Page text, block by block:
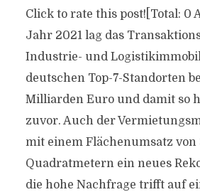
Click to rate this post![Total: 0
Jahr 2021 lag das
Industrie- und
deutschen Top-7-Standorten
Milliarden Euro und damit so
zuvor. Auch der
mit einem Flächenumsatz von
Quadratmetern ein neues
die hohe Nachfrage trifft auf